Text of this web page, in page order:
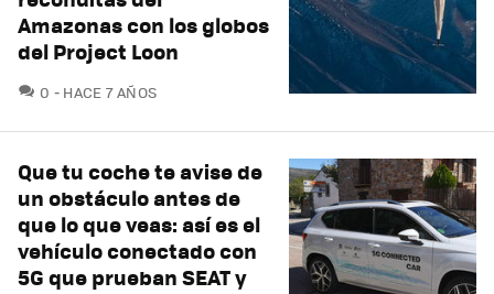
Amazonas con los globos
del Project Loon
0 COMENTARIOS
HACE 7 AÑOS
Que tu coche te avise de
un obstáculo antes de
que lo que veas: así es el
vehículo conectado con
5G que prueban SEAT y